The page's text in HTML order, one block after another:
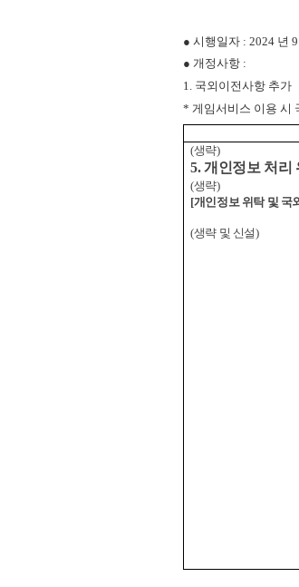
● 시행일자 : 2024 년
● 개정사항 :
1. 국외이전사항 추가
* 게임서비스 이용 시
(생략)
5. 개인정보 처리
(생략)
[개인정보 위탁 및 국
(생략 및 신설)